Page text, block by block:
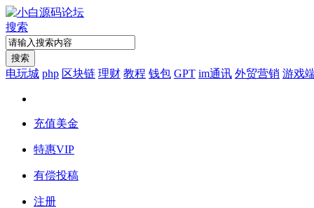
搜索
搜索
电玩城 php 区块链 理财 教程 钱包 GPT im通讯 外贸营销 游戏
充值美金
特惠VIP
有偿投稿
注册